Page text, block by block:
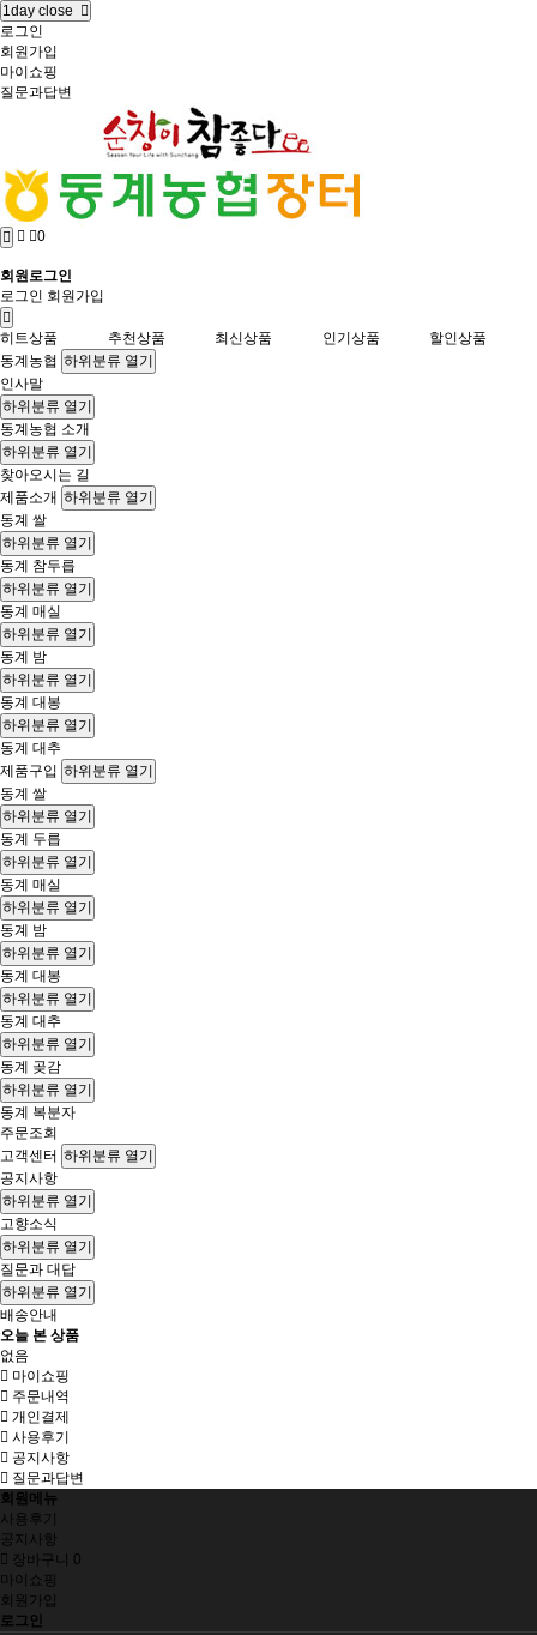
1day close
로그인
회원가입
마이쇼핑
질문과답변
0
회원로그인
로그인 회원가입
히트상품 추천상품 최신상품 인기상품
할인상품
동계농협 하위분류 열기
인사말
하위분류 열기
동계농협 소개
하위분류 열기
찾아오시는 길
제품소개 하위분류 열기
동계 쌀
하위분류 열기
동계 참두릅
하위분류 열기
동계 매실
하위분류 열기
동계 밤
하위분류 열기
동계 대봉
하위분류 열기
동계 대추
제품구입 하위분류 열기
동계 쌀
하위분류 열기
동계 두릅
하위분류 열기
동계 매실
하위분류 열기
동계 밤
하위분류 열기
동계 대봉
하위분류 열기
동계 대추
하위분류 열기
동계 곶감
하위분류 열기
동계 복분자
주문조회
고객센터 하위분류 열기
공지사항
하위분류 열기
고향소식
하위분류 열기
질문과 대답
하위분류 열기
배송안내
오늘 본 상품
없음
마이쇼핑
주문내역
개인결제
사용후기
공지사항
질문과답변
회원메뉴
사용후기
공지사항
장바구니
0
마이쇼핑
회원가입
로그인